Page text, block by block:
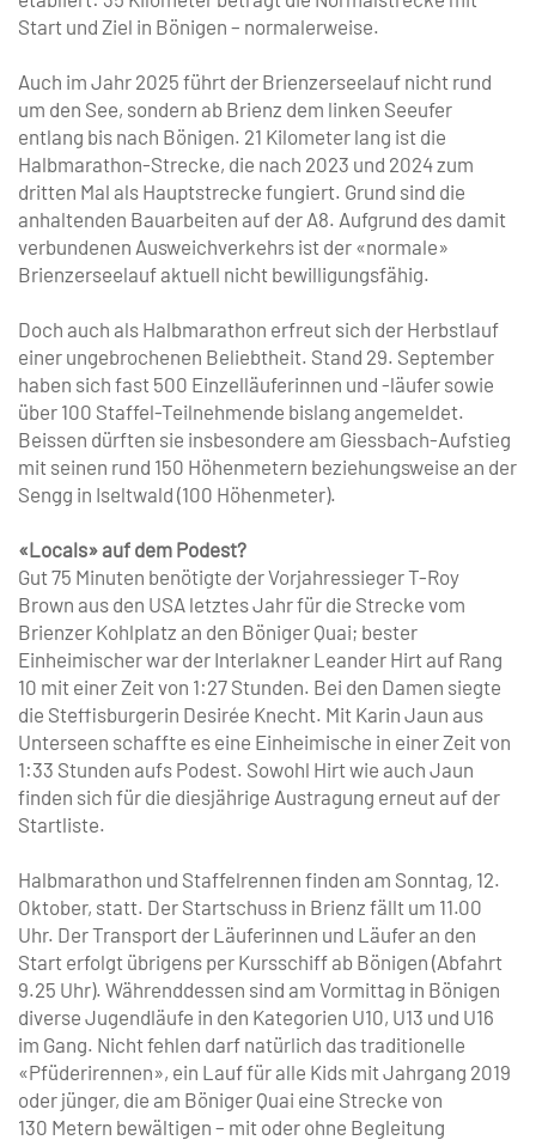
Start und Ziel in Bönigen – normalerweise.
Auch im Jahr 2025 führt der Brienzerseelauf nicht rund
um den See, sondern ab Brienz dem linken Seeufer
entlang bis nach Bönigen. 21 Kilometer lang ist die
Halbmarathon-Strecke, die nach 2023 und 2024 zum
dritten Mal als Haupt­strecke fungiert. Grund sind die
anhaltenden Bauarbeiten auf der A8. Aufgrund des damit
verbundenen Ausweichverkehrs ist der «normale»
Brienzerseelauf aktuell nicht bewilligungsfähig.
Doch auch als Halbmarathon erfreut sich der Herbstlauf
einer ungebrochenen Beliebtheit. Stand 29. September
haben sich fast 500 Einzelläuferinnen und -läufer sowie
über 100 Staffel-­Teilnehmende bislang angemeldet.
Beissen dürften sie insbesondere am Giessbach-Aufstieg
mit seinen rund 150 Höhenmetern beziehungsweise an der
Sengg in Iseltwald (100 Höhenmeter).
«Locals» auf dem Podest?
Gut 75 Minuten benötigte der Vorjahressieger T-Roy
Brown aus den USA letztes Jahr für die Strecke vom
Brienzer Kohlplatz an den Böniger Quai; bester
Einheimischer war der Interlakner Leander Hirt auf Rang
10 mit einer Zeit von 1:27 Stunden. Bei den Damen siegte
die Steffisburgerin Desirée Knecht. Mit Karin Jaun aus
Unterseen schaffte es eine Einheimische in einer Zeit von
1:33 Stunden aufs Podest. Sowohl Hirt wie auch Jaun
finden sich für die diesjährige Austragung erneut auf der
Startliste.
Halbmarathon und Staffelrennen finden am Sonntag, 12.
Oktober, statt. Der Startschuss in Brienz fällt um 11.00
Uhr. Der Transport der Läuferinnen und Läufer an den
Start erfolgt übrigens per Kursschiff ab Bönigen (Abfahrt
9.25 Uhr). Währenddessen sind am Vormittag in Bönigen
diverse Jugendläufe in den Kategorien U10, U13 und U16
im Gang. Nicht fehlen darf natürlich das traditionelle
«Pfüderirennen», ein Lauf für alle Kids mit Jahrgang 2019
oder jünger, die am Böniger Quai eine Strecke von
130 Metern bewältigen – mit oder ohne Begleitung